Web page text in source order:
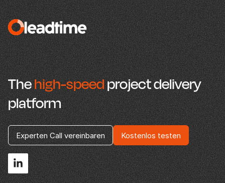
Thehigh-speedproject delivery
platform
Experten Call vereinbaren Kostenlos testen